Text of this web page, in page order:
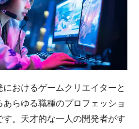
おけるゲームクリエイターと
らゆる職種のプロフェッショ
す。天才的な一人の開発者がす